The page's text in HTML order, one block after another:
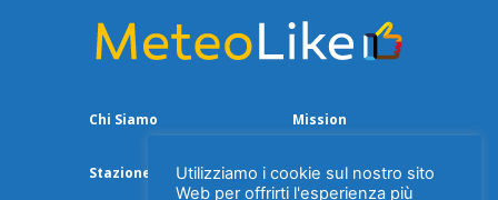
Chi Siamo Mission
Stazione MeteoUtilizziamo i cookie sul nostro sito
Web per offrirti l'esperienza più